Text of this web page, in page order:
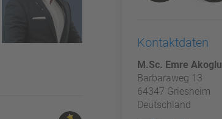
Kontaktdaten
M.Sc. Emre Akoglu
Barbaraweg 13
64347 Griesheim
Deutschland